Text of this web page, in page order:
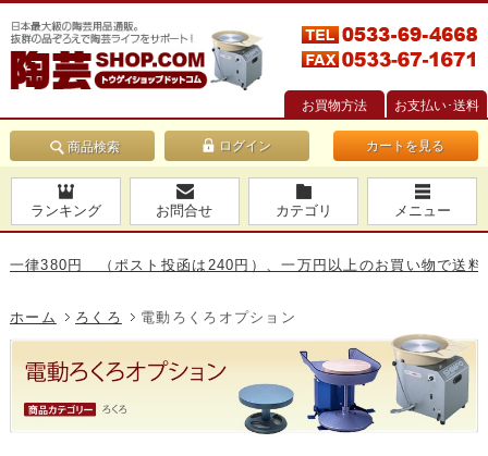
お買物方法 お支払い･送料
商品検索 カートを見る
ランキング お問合せ カテゴリ メニュー
円 （ポスト投函は240円）、一万円以上のお買い物で送料無料
ホーム ろくろ 電動ろくろオプション